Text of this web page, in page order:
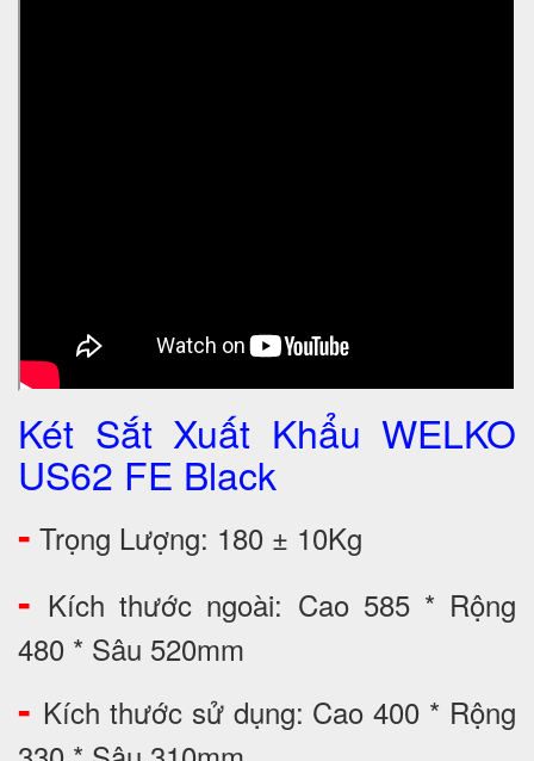
Két Sắt Xuất Khẩu WELKO
US62 FE Black
- Trọng Lượng: 180 ± 10Kg
- Kích thước ngoài: Cao 585 * Rộng
480 * Sâu 520mm
- Kích thước sử dụng: Cao 400 * Rộng